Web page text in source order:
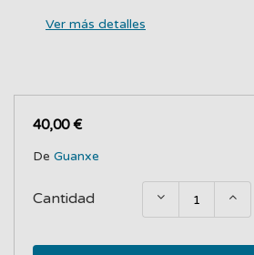
Ver más detalles
40,00 €
De Guanxe
Cantidad